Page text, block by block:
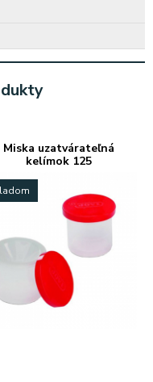
Miska uzatvárateľná
kelímok 125